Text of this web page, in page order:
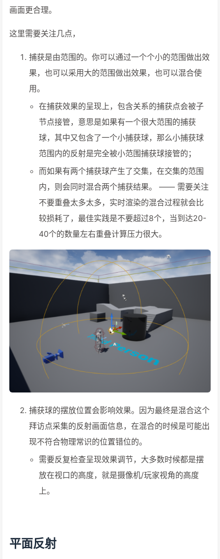
画面更合理。
这里需要关注几点，
捕获是由范围的。你可以通过一个个小的范围做出效
果，也可以采用大的范围做出效果，也可以混合使
用。
在捕获效果的呈现上，包含关系的捕获点会被子
节点接管，意思是如果有一个很大范围的捕获
球，其中又包含了一个小捕获球，那么小捕获球
范围内的反射是完全被小范围捕获球接管的；
而如果有两个捕获球产生了交集，在交集的范围
内，则会同时混合两个捕获结果。 —— 需要关注
不要重叠太多太多，实时渲染的混合过程就会比
较损耗了，最佳实践是不要超过8个，当到达20-
40个的数量左右重叠计算压力很大。
捕获球的摆放位置会影响效果。因为最终是混合这个
拜访点采集的反射画面信息，在混合的时候是可能出
现不符合物理常识的位置错位的。
需要反复检查呈现效果调节，大多数时候都是摆
放在视口的高度，就是摄像机/玩家视角的高度
上。
平面反射